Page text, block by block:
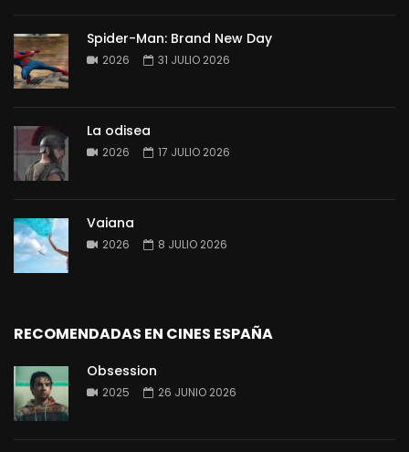
Spider-Man: Brand New Day
2026 31 JULIO 2026
La odisea
2026 17 JULIO 2026
Vaiana
2026 8 JULIO 2026
RECOMENDADAS EN CINES ESPAÑA
Obsession
2025 26 JUNIO 2026